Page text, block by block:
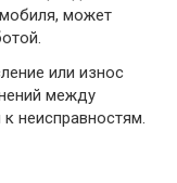
может
или износ
между
неисправностям.